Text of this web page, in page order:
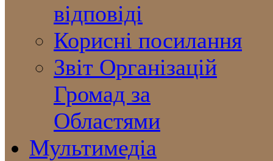
відповіді
Корисні посилання
Звіт Організацій
Громад за
Областями
Мультимедіа